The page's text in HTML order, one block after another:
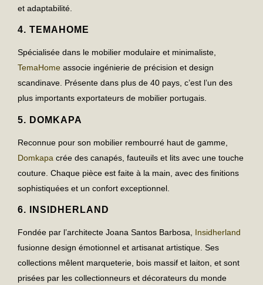
et adaptabilité.
4. TEMAHOME
Spécialisée dans le mobilier modulaire et minimaliste,
TemaHome associe ingénierie de précision et design
scandinave. Présente dans plus de 40 pays, c’est l’un des
plus importants exportateurs de mobilier portugais.
5. DOMKAPA
Reconnue pour son mobilier rembourré haut de gamme
Domkapa crée des canapés, fauteuils et lits avec une touche
couture. Chaque pièce est faite à la main, avec des finitions
sophistiquées et un confort exceptionnel.
6. INSIDHERLAND
Fondée par l’architecte Joana Santos Barbosa, Insidherland
fusionne design émotionnel et artisanat artistique. Ses
collections mêlent marqueterie, bois massif et laiton, et sont
prisées par les collectionneurs et décorateurs du monde